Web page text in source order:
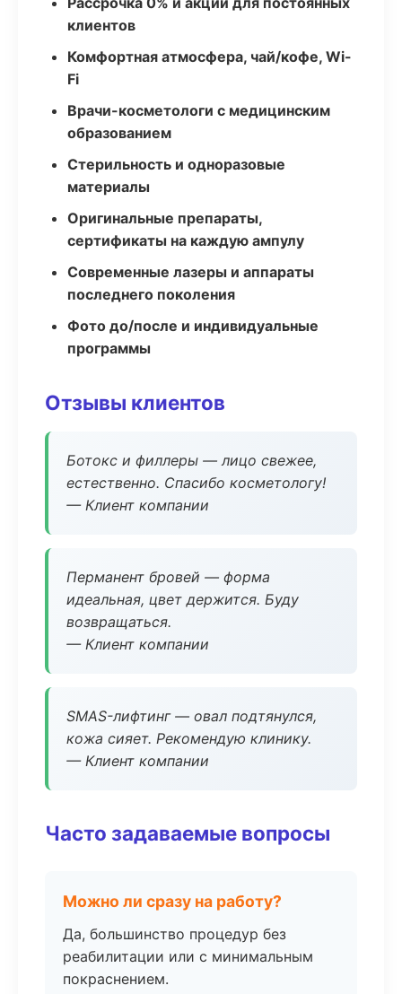
клиентов
Комфортная атмосфера, чай/кофе, Wi-
Fi
Врачи-косметологи с медицинским
образованием
Стерильность и одноразовые
материалы
Оригинальные препараты,
сертификаты на каждую ампулу
Современные лазеры и аппараты
последнего поколения
Фото до/после и индивидуальные
программы
Отзывы клиентов
Ботокс и филлеры — лицо свежее,
естественно. Спасибо косметологу!
— Клиент компании
Перманент бровей — форма
идеальная, цвет держится. Буду
возвращаться.
— Клиент компании
SMAS-лифтинг — овал подтянулся,
кожа сияет. Рекомендую клинику.
— Клиент компании
Часто задаваемые вопросы
Можно ли сразу на работу?
Да, большинство процедур без
реабилитации или с минимальным
покраснением.